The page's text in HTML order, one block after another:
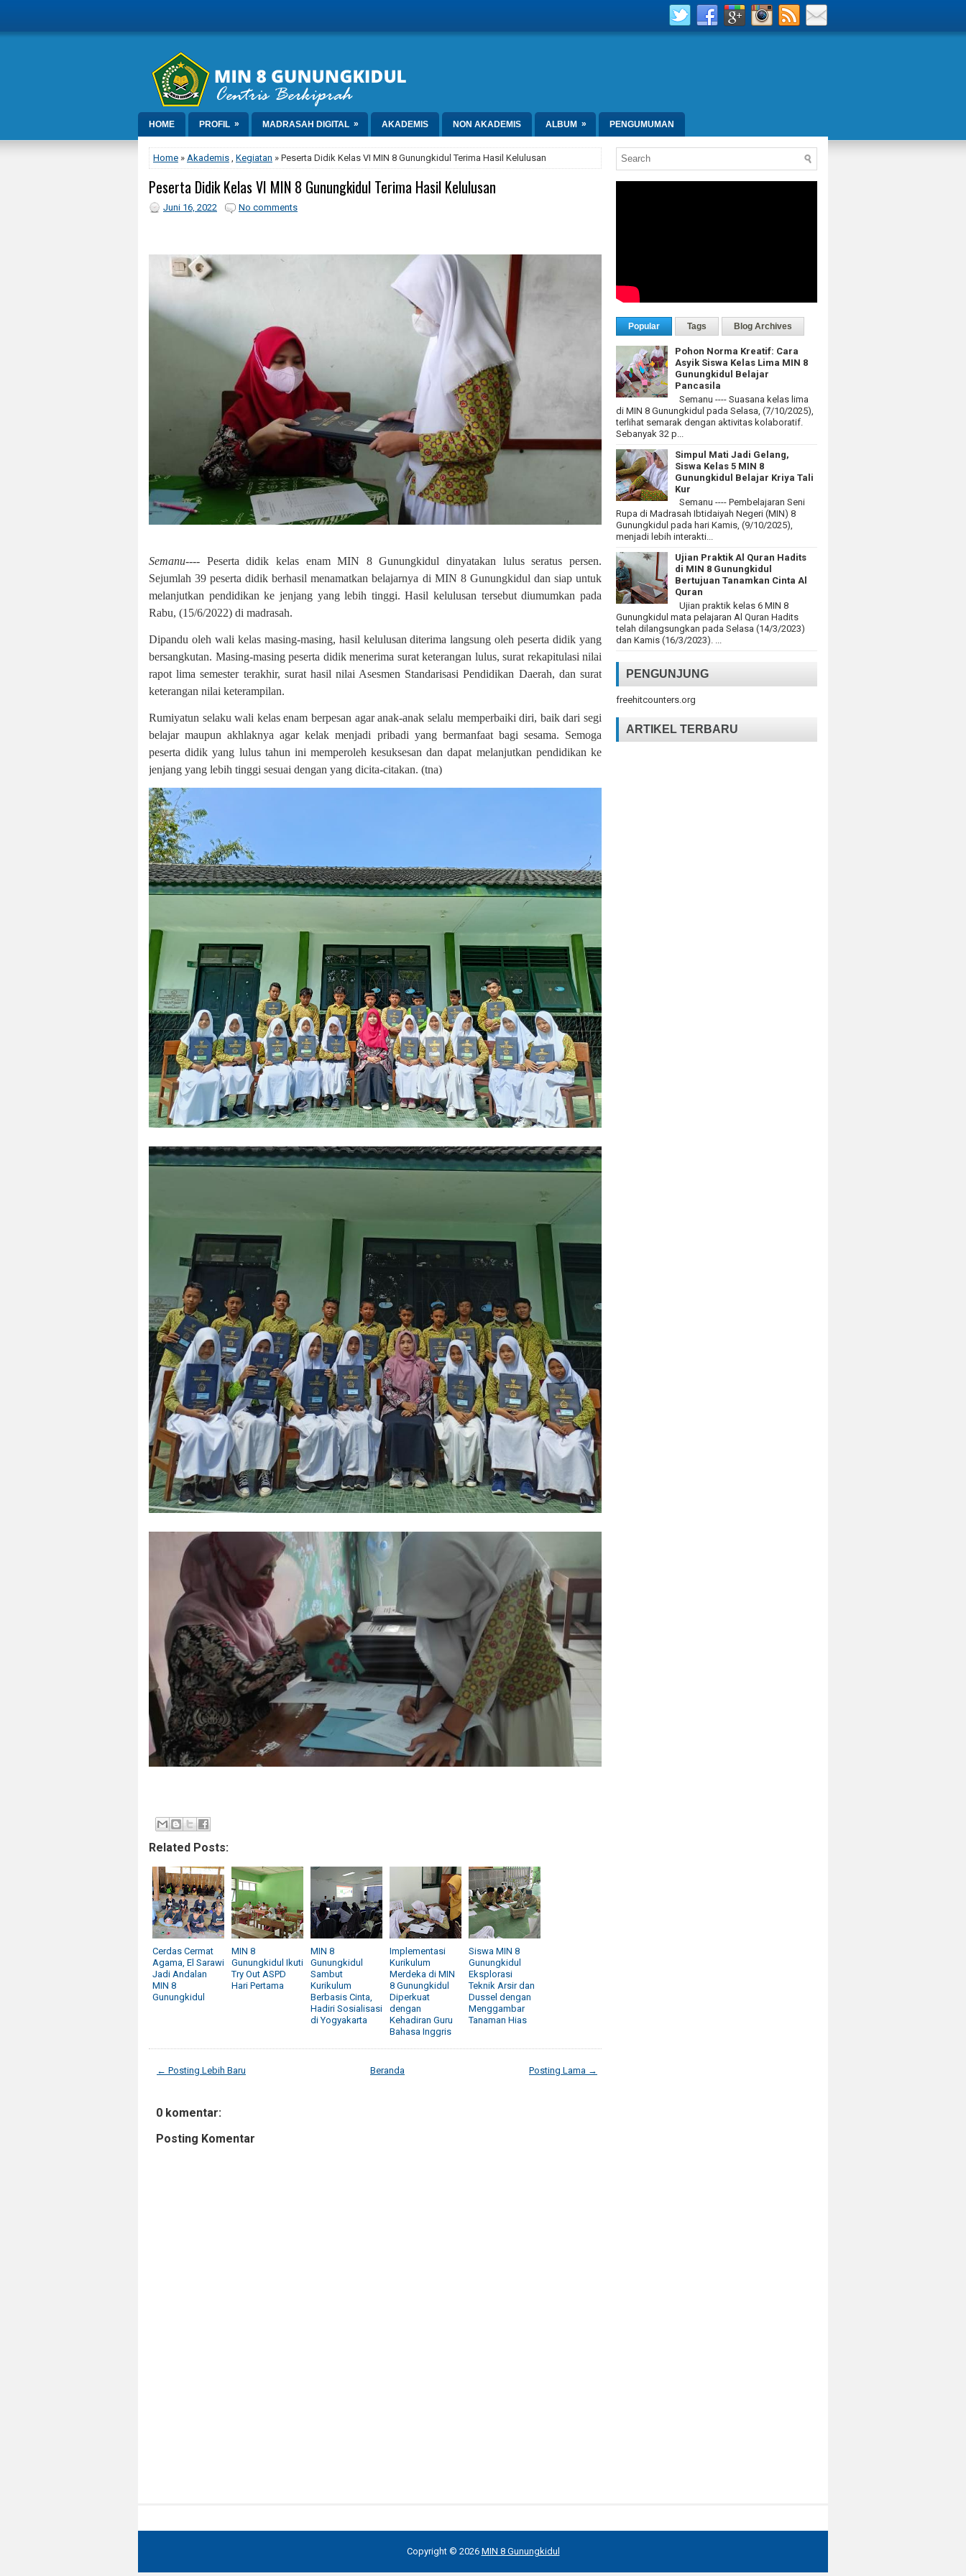
HOME PROFIL » MADRASAH DIGITAL » AKADEMIS NON AKADEMIS ALBUM » PENGUMUMAN
Home » Akademis , Kegiatan » Peserta Didik Kelas VI MIN 8 Gunungkidul Terima Hasil Kelulusan
Peserta Didik Kelas VI MIN 8 Gunungkidul Terima Hasil Kelulusan
Juni 16, 2022 No comments
Semanu---- Peserta didik kelas enam MIN 8 Gunungkidul dinyatakan lulus seratus persen.
Sejumlah 39 peserta didik berhasil menamatkan belajarnya di MIN 8 Gunungkidul dan siap untuk
melanjutkan pendidikan ke jenjang yang lebih tinggi. Hasil kelulusan tersebut diumumkan pada
Rabu, (15/6/2022) di madrasah.
Dipandu oleh wali kelas masing-masing, hasil kelulusan diterima langsung oleh peserta didik yang
bersangkutan. Masing-masing peserta didik menerima surat keterangan lulus, surat rekapitulasi nilai
rapot lima semester terakhir, surat hasil nilai Asesmen Standarisasi Pendidikan Daerah, dan surat
keterangan nilai keterampilan.
Rumiyatun selaku wali kelas enam berpesan agar anak-anak selalu memperbaiki diri, baik dari segi
belajar maupun akhlaknya agar kelak menjadi pribadi yang bermanfaat bagi sesama. Semoga
peserta didik yang lulus tahun ini memperoleh kesuksesan dan dapat melanjutkan pendidikan ke
jenjang yang lebih tinggi sesuai dengan yang dicita-citakan. (tna)
Related Posts:
Cerdas Cermat
Agama, El Sarawi
Jadi Andalan
MIN 8
Gunungkidul
MIN 8
Gunungkidul Ikuti
Try Out ASPD
Hari Pertama
MIN 8
Gunungkidul
Sambut
Kurikulum
Berbasis Cinta,
Hadiri Sosialisasi
di Yogyakarta
Implementasi
Kurikulum
Merdeka di MIN
8 Gunungkidul
Diperkuat
dengan
Kehadiran Guru
Bahasa Inggris
Siswa MIN 8
Gunungkidul
Eksplorasi
Teknik Arsir dan
Dussel dengan
Menggambar
Tanaman Hias
← Posting Lebih Baru Posting Lama →
Beranda
0 komentar:
Posting Komentar
Popular Tags Blog Archives
Pohon Norma Kreatif: Cara
Asyik Siswa Kelas Lima MIN 8
Gunungkidul Belajar
Pancasila
Semanu ---- Suasana kelas lima
di MIN 8 Gunungkidul pada Selasa, (7/10/2025),
terlihat semarak dengan aktivitas kolaboratif.
Sebanyak 32 p...
Simpul Mati Jadi Gelang,
Siswa Kelas 5 MIN 8
Gunungkidul Belajar Kriya Tali
Kur
Semanu ---- Pembelajaran Seni
Rupa di Madrasah Ibtidaiyah Negeri (MIN) 8
Gunungkidul pada hari Kamis, (9/10/2025),
menjadi lebih interakti...
Ujian Praktik Al Quran Hadits
di MIN 8 Gunungkidul
Bertujuan Tanamkan Cinta Al
Quran
Ujian praktik kelas 6 MIN 8
Gunungkidul mata pelajaran Al Quran Hadits
telah dilangsungkan pada Selasa (14/3/2023)
dan Kamis (16/3/2023). ...
PENGUNJUNG
freehitcounters.org
ARTIKEL TERBARU
Copyright © 2026 MIN 8 Gunungkidul